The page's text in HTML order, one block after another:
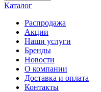
Каталог
Распродажа
Акции
Наши услуги
Бренды
Новости
О компании
Доставка и оплата
Контакты